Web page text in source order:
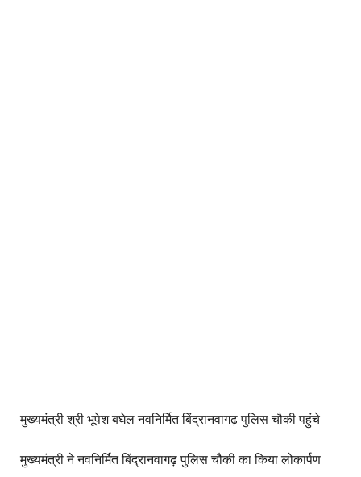
मुख्यमंत्री श्री भूपेश बघेल नवनिर्मित बिंद्रानवागढ़ पुलिस चौकी पहुंचे
मुख्यमंत्री ने नवनिर्मित बिंद्रानवागढ़ पुलिस चौकी का किया लोकार्पण